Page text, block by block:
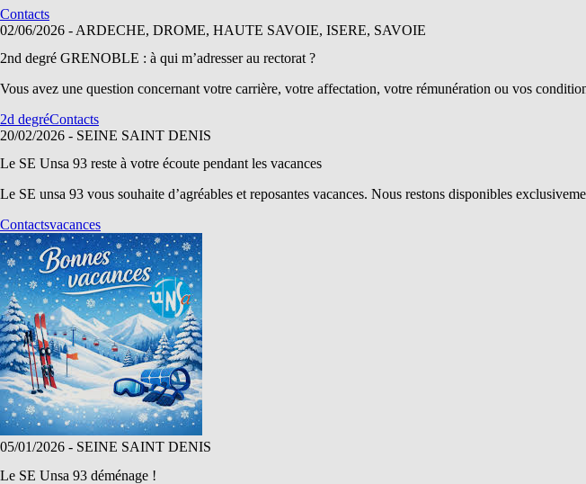
Contacts
02/06/2026 - ARDECHE, DROME, HAUTE SAVOIE, ISERE, SAVOIE
2nd degré GRENOBLE : à qui m’adresser au rectorat ?
Vous avez une question concernant votre carrière, votre affectation, votre rémunération ou vos
2d degréContacts
20/02/2026 - SEINE SAINT DENIS
Le SE Unsa 93 reste à votre écoute pendant les vacances
Le SE unsa 93 vous souhaite d’agréables et reposantes vacances. Nous restons disponibles
Contactsvacances
05/01/2026 - SEINE SAINT DENIS
Le SE Unsa 93 déménage !